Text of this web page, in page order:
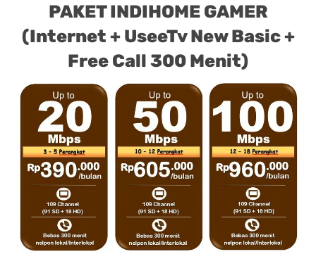
PAKET INDIHOME GAMER
(Internet + UseeTv New Basic +
Free Call 300 Menit)